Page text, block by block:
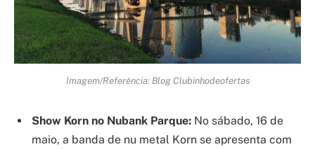
Imagem/Referência: Blog Clubinhodeofertas
Show Korn no Nubank Parque: No sábado, 16 de
maio, a banda de nu metal Korn se apresenta com